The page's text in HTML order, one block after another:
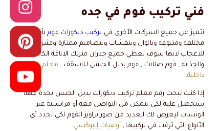
فني تركيب فوم في جده
نتميز عن جميع الشركات الأخرى في تركيب ديكورات فوم بأنواع
مختلفة ومتنوعة وبالوان وبنقشات وبتصاميم ممتازة ومثيرة
للاعجاب لانها سوف تعطي جميع جدران منزلك الاناقة الكاملة
والجذابة , فوم صالات , فوم بديل الجبس للاسقف , معلم دهانات
داخلية.
إذا كنت تبحث رقم معلم تركيب ديكورات بديل الجبس بجدة فهنا
ستحصل عليه لكي تتمكن من التواصل معه أو مراسلته عبر
الوتساب ليعرض لك العديد من صور براويز الفوم لكي تحدد أي
الأنواع التي ترغب في تركيبها , أرضيات إيبوكسي.